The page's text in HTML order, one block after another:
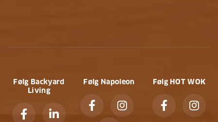
Følg Backyard
Living
Følg Napoleon Følg HOT WOK